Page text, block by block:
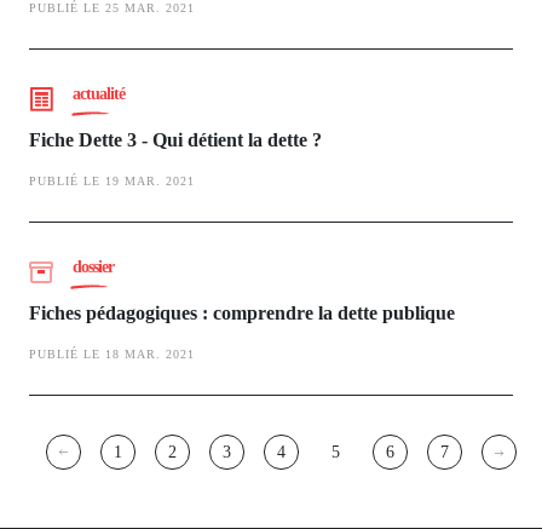
PUBLIÉ LE 25 MAR. 2021
actualité
Fiche Dette 3 - Qui détient la dette ?
PUBLIÉ LE 19 MAR. 2021
dossier
Fiches pédagogiques : comprendre la dette publique
PUBLIÉ LE 18 MAR. 2021
Pagination
Page
1 Page
2 Page
3 Page
4
Page
5 Page
6 Page
7